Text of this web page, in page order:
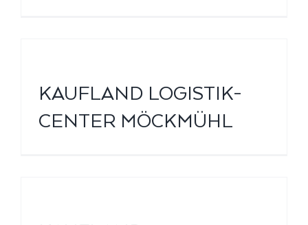
KAUFLAND LOGISTIK-
CENTER MÖCKMÜHL